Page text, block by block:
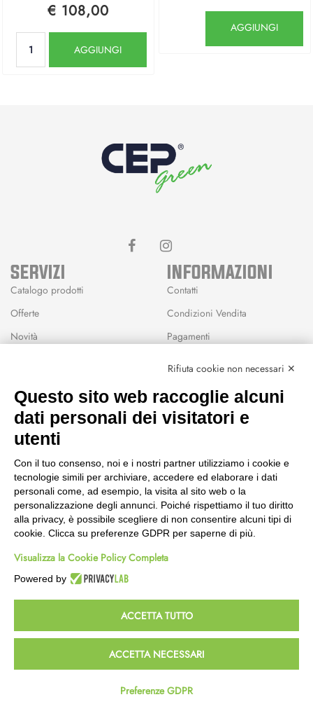
€ 108,00
AGGIUNGI
AGGIUNGI
SERVIZI
Catalogo prodotti
Offerte
Novità
Wishlist
INFORMAZIONI
Contatti
Condizioni Vendita
Pagamenti
CEP GREEN
Fanano (MO)
059 8676485
349 9202419
388 8659473
info@cepgreen.com
Orario
Dal lunedì al venerdì
8:00 – 12:30 / 13:30 - 19:00
8:30 – 12:30 / 15:30 - 19:00
© 2023 Powered & Designed byPassepartout
Termini e Condizioni Privacy e Cookie Policy
Rifiuta cookie non necessari ✕
Questo sito web raccoglie alcuni
dati personali dei visitatori e
utenti
Con il tuo consenso, noi e i nostri partner utilizziamo i cookie e
tecnologie simili per archiviare, accedere ed elaborare i dati
personali come, ad esempio, la visita al sito web o la
personalizzazione degli annunci. Poiché rispettiamo il tuo diritto
alla privacy, è possibile scegliere di non consentire alcuni tipi di
cookie. Clicca su preferenze GDPR per saperne di più.
Visualizza la Cookie Policy Completa
Powered by
ACCETTA TUTTO
ACCETTA NECESSARI
Preferenze GDPR